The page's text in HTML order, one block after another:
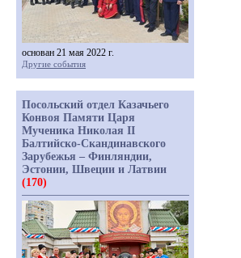
основан 21 мая 2022 г.
Другие события
Посольский отдел Казачьего
Конвоя Памяти Царя
Мученика Николая II
Балтийско-Скандинавского
Зарубежья – Финляндии,
Эстонии, Швеции и Латвии
(170)